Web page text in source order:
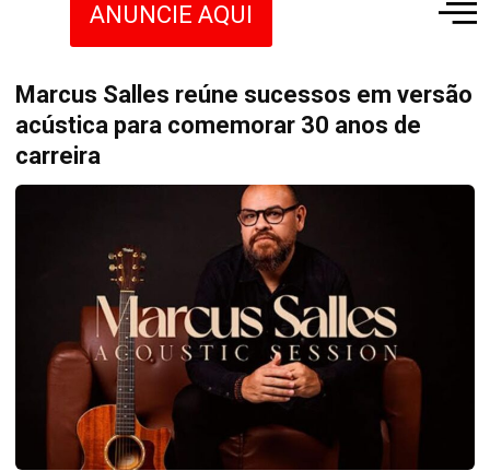
ANUNCIE AQUI
Marcus Salles reúne sucessos em versão
acústica para comemorar 30 anos de
carreira